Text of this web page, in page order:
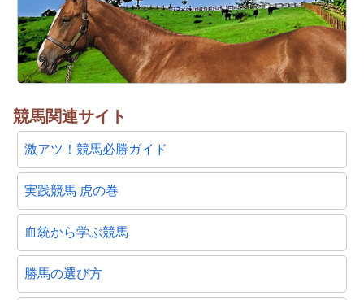
競馬関連サイト
激アツ！競馬必勝ガイド
実践競馬 虎の巻
血統から学ぶ競馬
勝馬の選び方